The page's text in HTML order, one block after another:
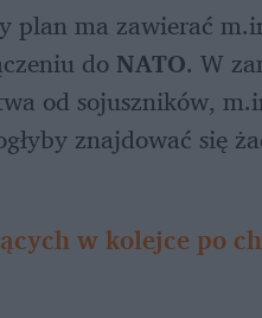
do NATO. W
od sojuszników,
znajdować się
w kolejce po